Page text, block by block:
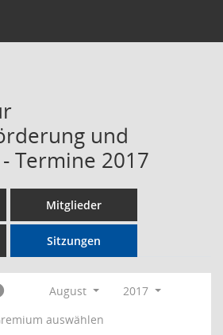
und
Termine 2017
Mitglieder
Sitzungen
August
2017
auswählen